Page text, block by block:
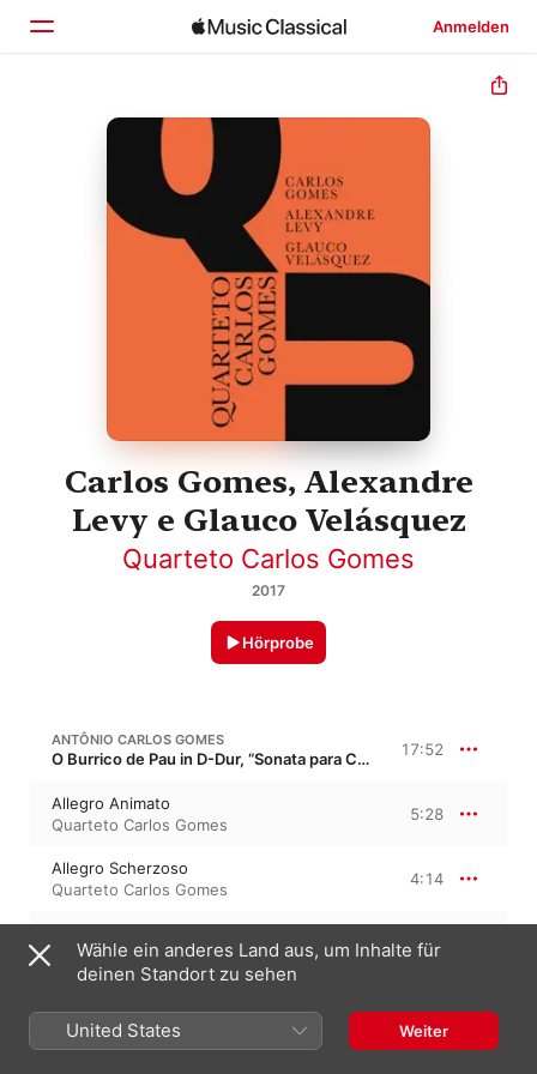
Anmelden
Startseite
Entdecken
Suchen
Carlos Gomes, Alexandre
Levy e Glauco Velásquez
Quarteto Carlos Gomes
2017
Hörprobe
ANTÔNIO CARLOS GOMES
O Burrico de Pau in D-Dur, “Sonata para Cordas” 17:52
Allegro Animato
Quarteto Carlos Gomes
5:28
Allegro Scherzoso
Quarteto Carlos Gomes
4:14
Quarteto Carlos Gomes
8:09
Wähle ein anderes Land aus, um Inhalte für
deinen Standort zu sehen
United States Weiter